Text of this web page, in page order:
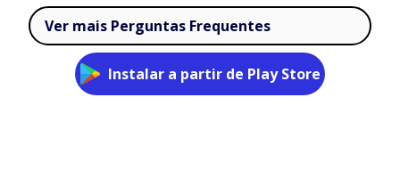
Ver mais Perguntas Frequentes
Instalar a partir de Play Store